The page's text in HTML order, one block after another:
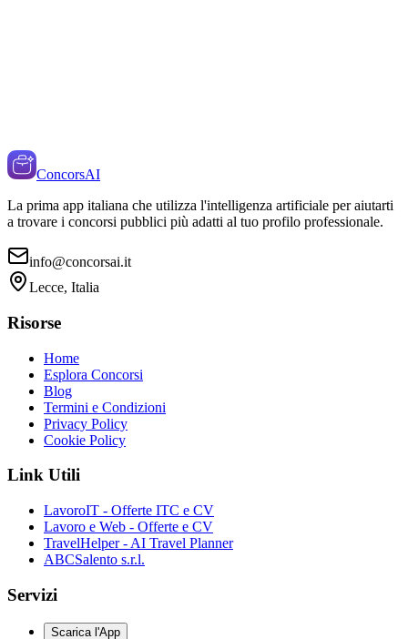
ConcorsAI
La prima app italiana che utilizza l'intelligenza artificiale per aiutarti
a trovare i concorsi pubblici più adatti al tuo profilo professionale.
info@concorsai.it
Lecce, Italia
Risorse
Home
Esplora Concorsi
Blog
Termini e Condizioni
Privacy Policy
Cookie Policy
Link Utili
LavoroIT - Offerte ITC e CV
Lavoro e Web - Offerte e CV
TravelHelper - AI Travel Planner
ABCSalento s.r.l.
Servizi
Scarica l'App